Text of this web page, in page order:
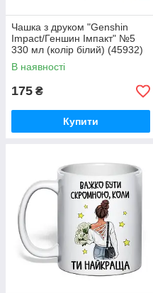
Чашка з друком "Genshin
Impact/Геншин Імпакт" №5
330 мл (колір білий) (45932)
В наявності
175 ₴
Купити